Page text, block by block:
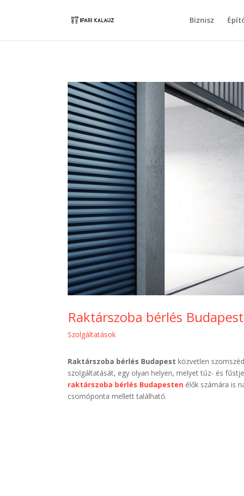
Biznisz
Raktárszoba bérlés
Szolgáltatások
Raktárszoba bérlés Budapest közvetlen
szolgáltatását, egy olyan helyen, melyet tűz- és
raktárszoba bérlés Budapesten élők számára is
csomóponta mellett található.